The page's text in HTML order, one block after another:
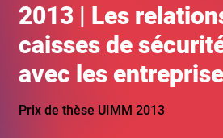
2013 | Les
caisses de
avec les
Prix de thèse UIMM 2013